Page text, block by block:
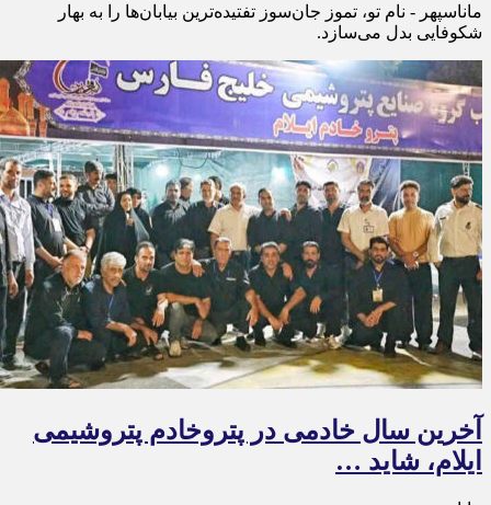
ماناسپهر - نام تو، تموز جان‌سوز تفتیده‌ترین بیابان‌ها را به بهار
شکوفایی بدل می‌سازد.
آخرین سال خادمی در پتروخادم پتروشیمی
ایلام، شاید …